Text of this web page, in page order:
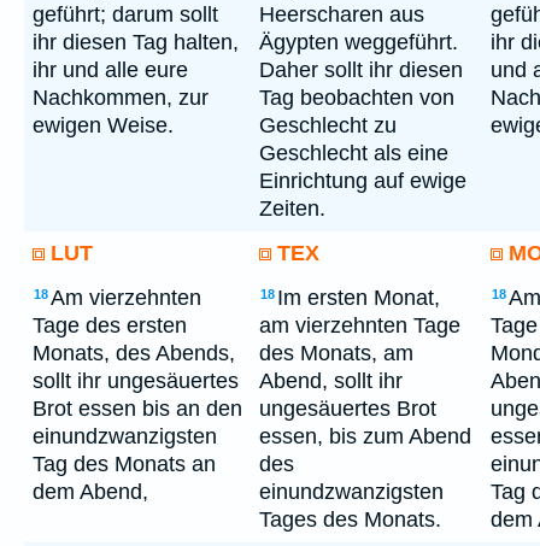
geführt; darum sollt
ihr diesen Tag halten,
ihr und alle eure
Nachkommen, zur
ewigen Weise.
Heerscharen aus
Ägypten weggeführt.
Daher sollt ihr diesen
Tag beobachten von
Geschlecht zu
Geschlecht als eine
Einrichtung auf ewige
Zeiten.
ihr
und
LUT TEX
18Am vierzehnten
Tage des ersten
Monats, des Abends,
sollt ihr ungesäuertes
Brot essen bis an den
einundzwanzigsten
Tag des Monats an
dem Abend,
18 Im ersten Monat,
am vierzehnten Tage
des Monats, am
Abend, sollt ihr
ungesäuertes Brot
essen, bis zum Abend
des
einundzwanzigsten
Tages des Monats.
18
Tag
dem